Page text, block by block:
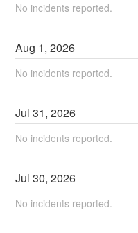
No incidents reported.
Aug 1,2026
No incidents reported.
Jul31,2026
No incidents reported.
Jul30,2026
No incidents reported.